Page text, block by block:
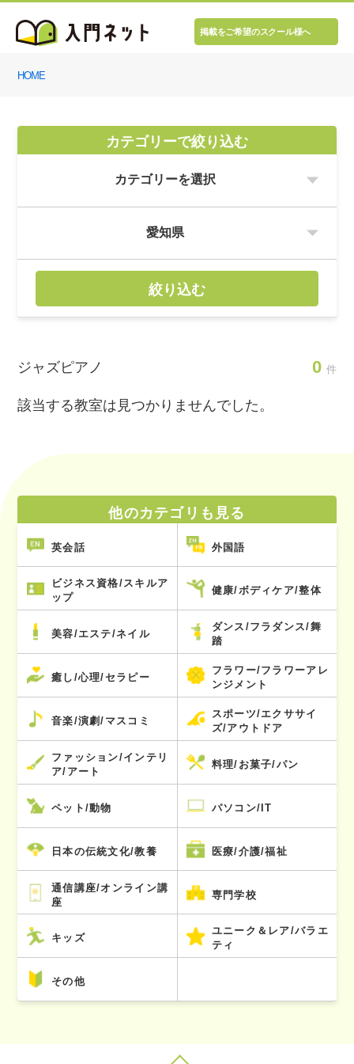
掲載をご希望のスクール様へ
HOME
カテゴリーで絞り込む
絞り込む
ジャズピアノ 0 件
該当する教室は見つかりませんでした。
他のカテゴリも見る
英会話 外国語
ビジネス資格/スキルア
ップ
健康/ボディケア/整体
美容/エステ/ネイル
ダンス/フラダンス/舞
踏
癒し/心理/セラピー
フラワー/フラワーアレ
ンジメント
音楽/演劇/マスコミ
スポーツ/エクササイ
ズ/アウトドア
ファッション/インテリ
ア/アート
料理/お菓子/パン
ペット/動物 パソコン/IT
日本の伝統文化/教養 医療/介護/福祉
通信講座/オンライン講
座
専門学校
キッズ
ユニーク＆レア/バラエ
ティ
その他